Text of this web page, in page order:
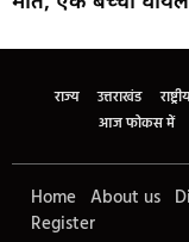
राज्य उत्तराखंड
आज फोकस में
Home About us
Register